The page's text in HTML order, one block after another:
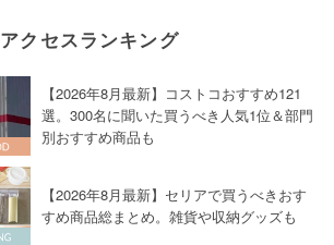
アクセスランキング
【2026年8月最新】コストコおすすめ121
選。300名に聞いた買うべき人気1位＆部門
別おすすめ商品も
【2026年8月最新】セリアで買うべきおす
すめ商品総まとめ。雑貨や収納グッズも